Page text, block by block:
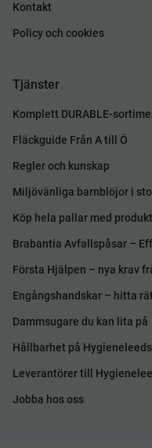
Kontakt
Policy och cookies
Tjänster
Komplett DURABLE-
Fläckguide Från A till Ö
Regler och kunskap
Miljövänliga barnblöjor i
Köp hela pallar med
Brabantia Avfallspåsar –
Första Hjälpen – nya krav
Engångshandskar – hitta
Dammsugare du kan lita på
Hållbarhet på Hygieneleeds
Leverantörer till
Jobba hos oss